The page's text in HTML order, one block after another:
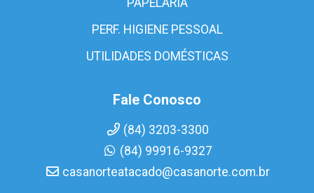
PAPELARIA
PERF. HIGIENE PESSOAL
UTILIDADES DOMÉSTICAS
Fale Conosco
(84) 3203-3300
(84) 99916-9327
casanorteatacado@casanorte.com.br